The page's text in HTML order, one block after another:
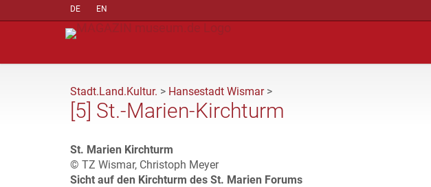
DE EN
Stadt.Land.Kultur. > Hansestadt Wismar>
[5] St.-Marien-Kirchturm
St. Marien Kirchturm
© TZ Wismar, Christoph Meyer
Sicht auf den Kirchturm des St. Marien Forums